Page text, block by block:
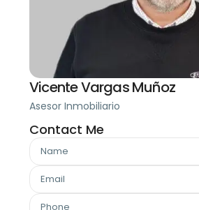
Vicente Vargas Muñoz
Asesor Inmobiliario
Contact Me